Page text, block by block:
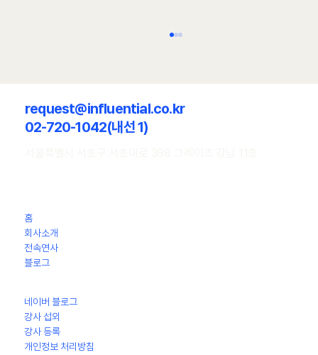
서 오는가 - H 기업 임직원 대상
request@influential.co.kr
02-720-1042(내선 1)
홈
회사소개
전속연사
​블로그
네이버 블로그
강사 섭외
강사 등록
개인정보 처리방침